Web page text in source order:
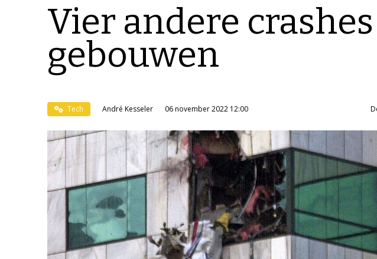
Vier andere
gebouwen
Tech André Kesseler 06 november 2022 12:00